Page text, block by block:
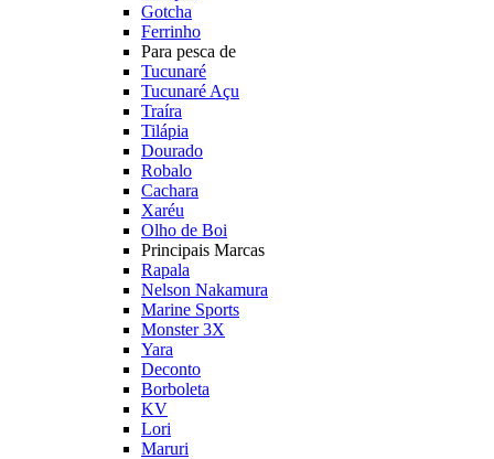
Gotcha
Ferrinho
Para pesca de
Tucunaré
Tucunaré Açu
Traíra
Tilápia
Dourado
Robalo
Cachara
Xaréu
Olho de Boi
Principais Marcas
Rapala
Nelson Nakamura
Marine Sports
Monster 3X
Yara
Deconto
Borboleta
KV
Lori
Maruri